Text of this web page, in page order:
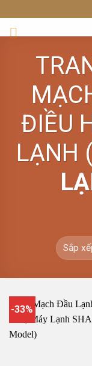
to
content
ĐIỀU
LẠNH
-33%